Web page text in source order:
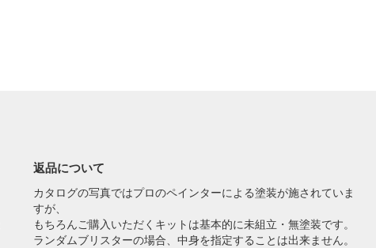
返品について
カタログの写真ではプロのペインターによる塗装が施されていま
すが、
もちろんご購入いただくキットは基本的に未組立・無塗装です。
ランダムブリスターの場合、中身を指定することは出来ません。